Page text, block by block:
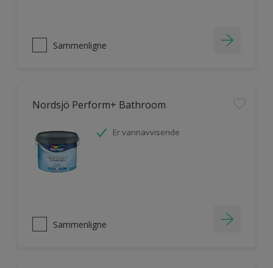
Sammenligne
Nordsjö Perform+ Bathroom
Er vannavvisende
Sammenligne